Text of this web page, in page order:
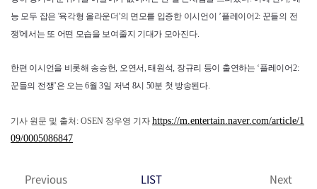
능 모두 잡은 '육각형 올라운더'의 면모를 입증한 이시언이 ’플레이어2: 꾼들의 전
쟁'에서는 또 어떤 모습을 보여줄지 기대가 모아진다.
한편 이시언을 비롯해 송승헌, 오연서, 태원석, 장규리 등이 출연하는 ‘플레이어2:
꾼들의 전쟁’은 오는 6월 3일 저녁 8시 50분 첫 방송된다.
기사 원문 및 출처: OSEN 장우영 기자 https://m.entertain.naver.com/article/1
09/0005086847
Previous LIST Next